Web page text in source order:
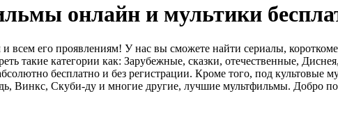
онлайн и мультики
всем его проявлениям! У нас вы сможете найти сериалы,
такие категории как: Зарубежные, сказки, отечественные,
бесплатно и без регистрации. Кроме того, под культовые
Винкс, Скуби-ду и многие другие, лучшие мультфильмы. Добро